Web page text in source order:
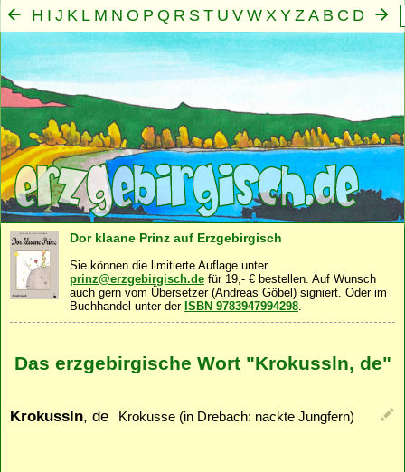
H I J K L M N O P Q R S T U V W X Y Z A B C D
E F G
Mensch· Seele·Geist·Familie·Gemeinschaft ·
Dor klaane Prinz auf Erzgebirgisch
Sie können die limitierte Auflage unter
prinz@erzgebirgisch.de für 19,- € bestellen. Auf Wunsch
auch gern vom Übersetzer (Andreas Göbel) signiert. Oder im
Buchhandel unter der ISBN 9783947994298.
Das erzgebirgische Wort "Krokussln, de"
Krokussln, de Krokusse (in Drebach: nackte Jungfern)